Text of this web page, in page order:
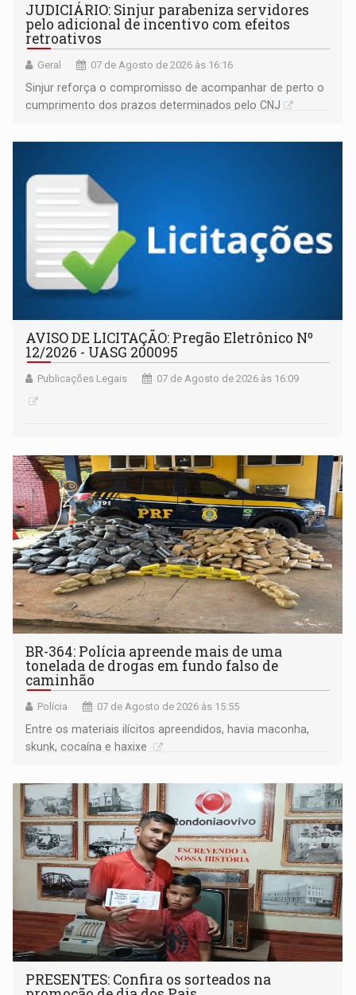
JUDICIÁRIO: Sinjur parabeniza servidores
pelo adicional de incentivo com efeitos
retroativos
Geral 07 de Agosto de 2026 às 16:16
Sinjur reforça o compromisso de acompanhar de perto o
cumprimento dos prazos determinados pelo CNJ
AVISO DE LICITAÇÃO: Pregão Eletrônico Nº
12/2026 - UASG 200095
Publicações Legais 07 de Agosto de 2026 às 16:09
BR-364: Polícia apreende mais de uma
tonelada de drogas em fundo falso de
caminhão
Polícia 07 de Agosto de 2026 às 15:55
Entre os materiais ilícitos apreendidos, havia maconha,
skunk, cocaína e haxixe
PRESENTES: Confira os sorteados na